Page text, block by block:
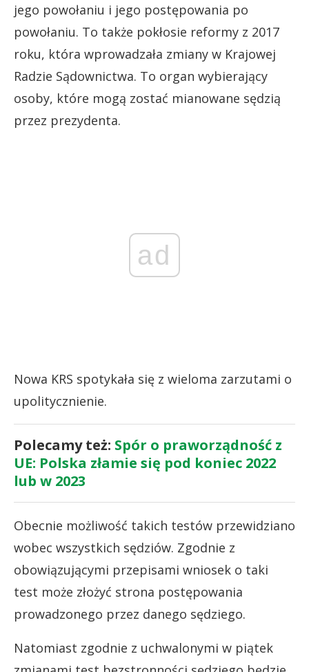
jego powołaniu i jego postępowania po
powołaniu. To także pokłosie reformy z 2017
roku, która wprowadzała zmiany w Krajowej
Radzie Sądownictwa. To organ wybierający
osoby, które mogą zostać mianowane sędzią
przez prezydenta.
ad
Nowa KRS spotykała się z wieloma zarzutami o
upolitycznienie.
Polecamy też: Spór o praworządność z
UE: Polska złamie się pod koniec 2022
lub w 2023
Obecnie możliwość takich testów przewidziano
wobec wszystkich sędziów. Zgodnie z
obowiązującymi przepisami wniosek o taki
test może złożyć strona postępowania
prowadzonego przez danego sędziego.
Natomiast zgodnie z uchwalonymi w piątek